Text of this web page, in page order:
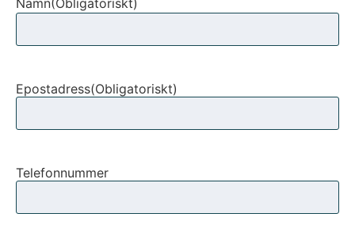
Epostadress(Obligatoriskt)
Telefonnummer